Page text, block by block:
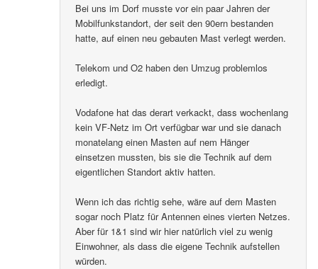
Bei uns im Dorf musste vor ein paar Jahren der
Mobilfunkstandort, der seit den 90ern bestanden
hatte, auf einen neu gebauten Mast verlegt werden.
Telekom und O2 haben den Umzug problemlos
erledigt.
Vodafone hat das derart verkackt, dass wochenlang
kein VF-Netz im Ort verfügbar war und sie danach
monatelang einen Masten auf nem Hänger
einsetzen mussten, bis sie die Technik auf dem
eigentlichen Standort aktiv hatten.
Wenn ich das richtig sehe, wäre auf dem Masten
sogar noch Platz für Antennen eines vierten Netzes.
Aber für 1&1 sind wir hier natürlich viel zu wenig
Einwohner, als dass die eigene Technik aufstellen
würden.